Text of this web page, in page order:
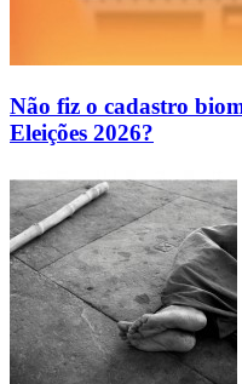
Não fiz o cadastro
Eleições 2026?